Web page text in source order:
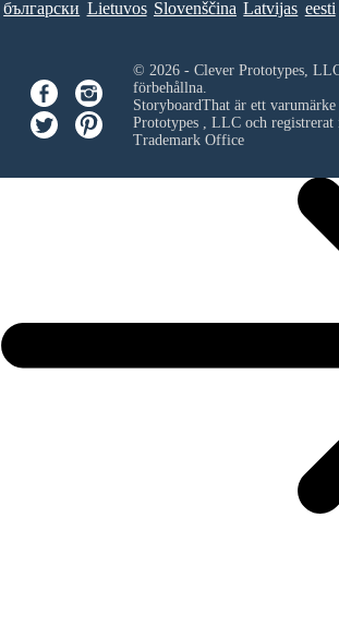
български Lietuvos Slovenščina Latvijas eesti
© 2026 - Clever Prototypes,
förbehållna.
StoryboardThat är ett
Prototypes , LLCoch registrerat
Trademark Office